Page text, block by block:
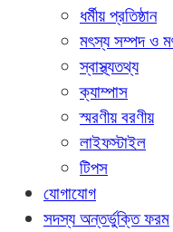
ধর্মীয় প্রতিষ্ঠান
মৎস্য সম্পদ ও
স্বাস্থ্যতথ্য
ক্যাম্পাস
স্মরণীয় বরণীয়
লাইফস্টাইল
টিপস
যোগাযোগ
সদস্য অন্তর্ভুক্তি ফরম